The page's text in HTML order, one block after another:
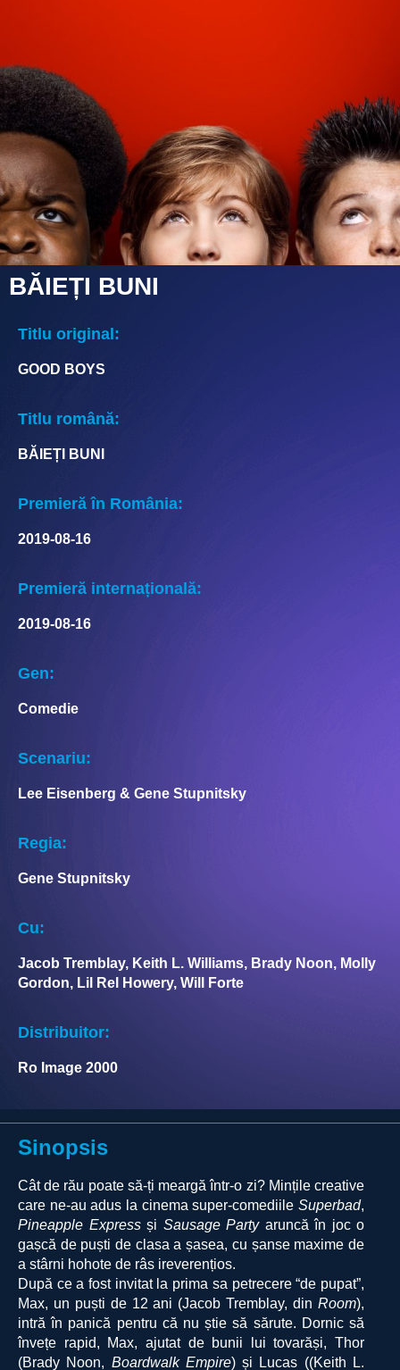
BĂIEȚI BUNI
Titlu original:
GOOD BOYS
Titlu română:
BĂIEȚI BUNI
Premieră în România:
2019-08-16
Premieră internațională:
2019-08-16
Gen:
Comedie
Scenariu:
Lee Eisenberg & Gene Stupnitsky
Regia:
Gene Stupnitsky
Cu:
Jacob Tremblay, Keith L. Williams, Brady Noon, Molly
Gordon, Lil Rel Howery, Will Forte
Distribuitor:
Ro Image 2000
Sinopsis
Cât de rău poate să-ți meargă într-o zi? Mințile creative
care ne-au adus la cinema super-comediile Superbad,
Pineapple Expressși Sausage Partyaruncă în joc o
gașcă de puști de clasa a șasea, cu șanse maxime de
a stârni hohote de râs ireverențios.
După ce a fost invitat la prima sa petrecere “de pupat”,
Max, un puști de 12 ani (Jacob Tremblay, dinRoom),
intră în panică pentru că nu știe să sărute. Dornic să
învețe rapid, Max, ajutat de bunii lui tovarăși, Thor
(Brady Noon, Boardwalk Empire) și Lucas ((Keith L.